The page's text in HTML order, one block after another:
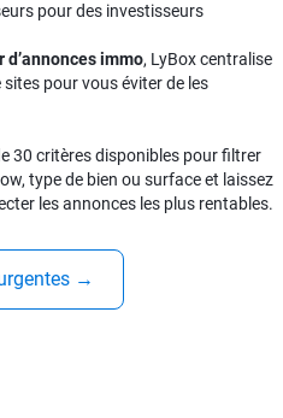
pour des investisseurs
d’annonces immo, LyBox centralise
pour vous éviter de les
30 critères disponibles pour filtrer
type de bien ou surface et laissez
les annonces les plus rentables.
→